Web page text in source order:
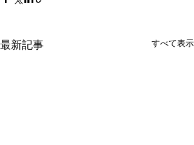
最新記事 すべて表示